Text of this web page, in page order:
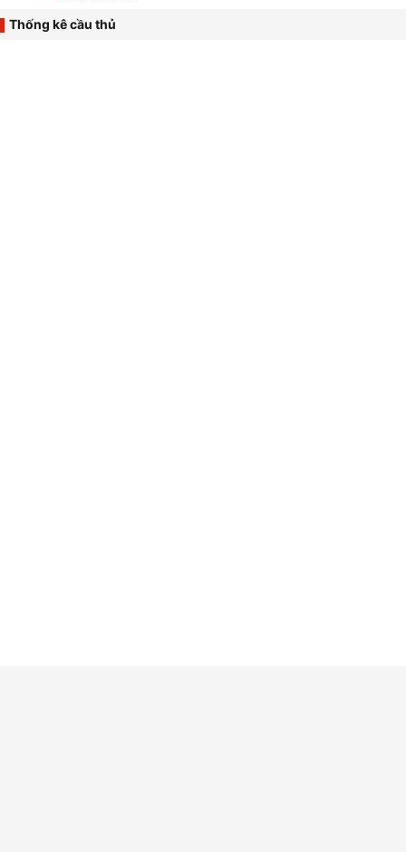
Thống kê cầu thủ